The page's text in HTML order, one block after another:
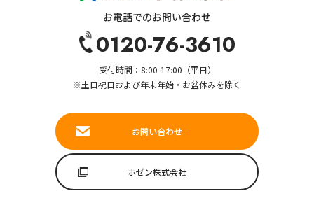
お電話でのお問い合わせ
0120-76-3610
受付時間：8:00-17:00（平日）
※土日祝日および年末年始・お盆休みを除く
お問い合わせ
ホゼン株式会社